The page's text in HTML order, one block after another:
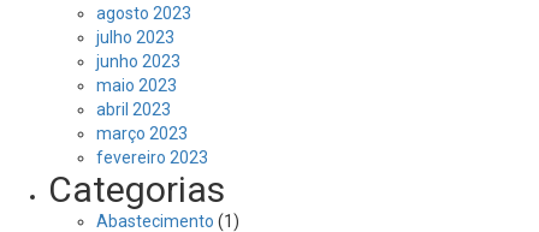
agosto 2023
julho 2023
junho 2023
maio 2023
abril 2023
março 2023
fevereiro 2023
Categorias
Abastecimento (1)